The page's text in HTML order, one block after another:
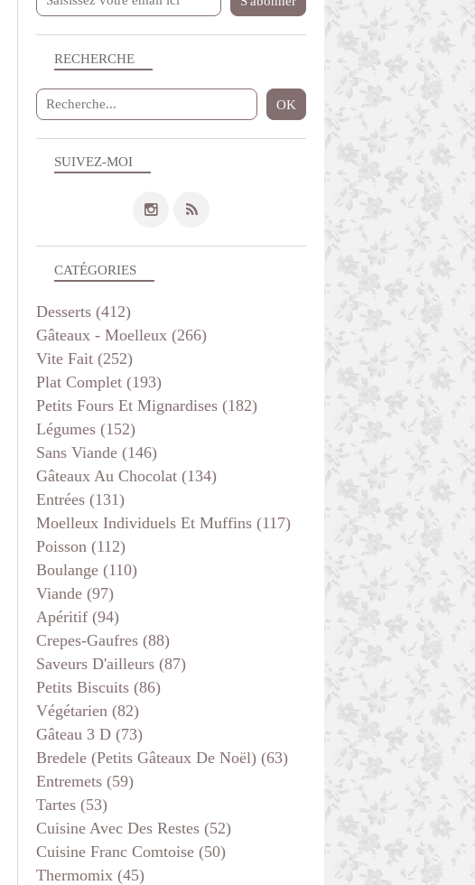
SUIVEZ-MOI
RECHERCHE
CATÉGORIES
Desserts (412)
Gâteaux - Moelleux (266)
Vite Fait (252)
Plat Complet (193)
Petits Fours Et Mignardises (182)
Légumes (152)
Sans Viande (146)
Gâteaux Au Chocolat (134)
Entrées (131)
Moelleux Individuels Et Muffins (117)
Poisson (112)
Boulange (110)
Viande (97)
Apéritif (94)
Crepes-Gaufres (88)
Saveurs D'ailleurs (87)
Petits Biscuits (86)
Végétarien (82)
Gâteau 3 D (73)
Bredele (petits Gâteaux De Noël) (63)
Entremets (59)
Tartes (53)
Cuisine Avec Des Restes (52)
Cuisine Franc Comtoise (50)
Thermomix (45)